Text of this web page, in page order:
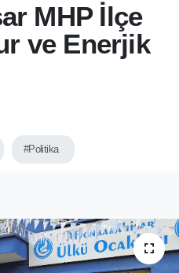
MHP İlçe
ve Enerjik
#Politika